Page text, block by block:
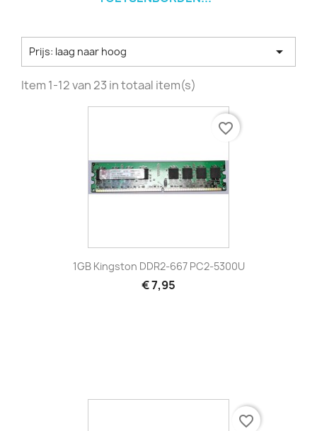
Prijs: laag naar hoog 
Item 1-12 van 23 in totaal item(s)
1GB Kingston DDR2-667 PC2-5300U
€ 7,95
favorite_border
favorite_border